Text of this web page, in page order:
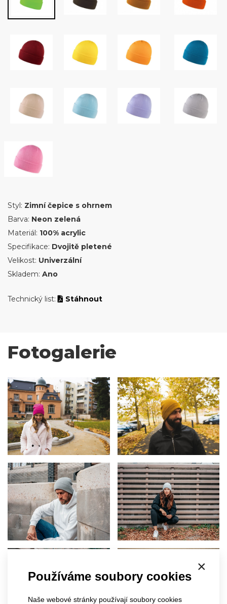
×
Používáme soubory cookies
Naše webové stránky používají soubory cookies
Styl: Zimní čepice s ohrnem
Barva: Neon zelená
Materiál: 100% acrylic
Specifikace: Dvojitě pletené
Velikost: Univerzální
Skladem: Ano
Technický list: Stáhnout
Fotogalerie